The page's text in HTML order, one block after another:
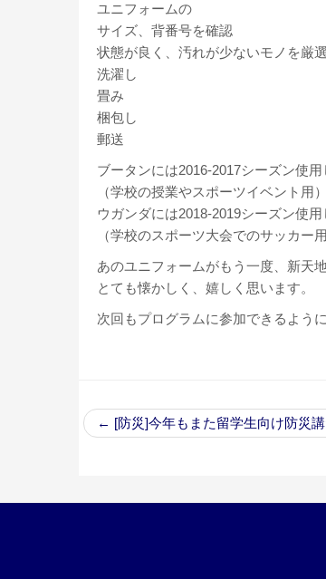
ユニフォームの
サイズ、背番号を確認
状態が良く、汚れが少ないモノを厳選
洗濯し
畳み
梱包し
郵送
ブータンには2016-2017シーズン使
（学校の授業やスポーツイベント用）
ウガンダには2018-2019シーズン使
（学校のスポーツ大会でのサッカー
あのユニフォームがもう一度、新天
とても懐かしく、嬉しく思います。
次回もプログラムに参加できるよう
← [防災]今年もまた留学生向け防災